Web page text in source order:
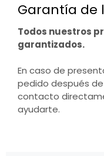
Garantía de
Todos nuestros
garantizados.
En caso de
pedido después
contacto
ayudarte.